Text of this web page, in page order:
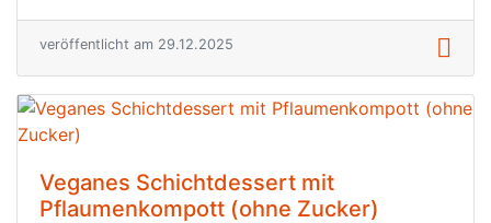
veröffentlicht am 29.12.2025
Veganes Schichtdessert mit
Pflaumenkompott (ohne Zucker)